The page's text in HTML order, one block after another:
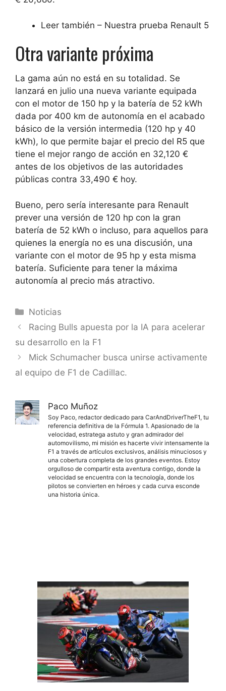
Leer también – Nuestra prueba Renault 5
Otra variante próxima
La gama aún no está en su totalidad. Se
lanzará en julio una nueva variante equipada
con el motor de 150 hp y la batería de 52 kWh
dada por 400 km de autonomía en el acabado
básico de la versión intermedia (120 hp y 40
kWh), lo que permite bajar el precio del R5 que
tiene el mejor rango de acción en 32,120 €
antes de los objetivos de las autoridades
públicas contra 33,490 € hoy.
Bueno, pero sería interesante para Renault
prever una versión de 120 hp con la gran
batería de 52 kWh o incluso, para aquellos para
quienes la energía no es una discusión, una
variante con el motor de 95 hp y esta misma
batería. Suficiente para tener la máxima
autonomía al precio más atractivo.
Categorías
Noticias
Racing Bulls apuesta por la IA para acelerar
su desarrollo en la F1
Mick Schumacher busca unirse activamente
al equipo de F1 de Cadillac.
Paco Muñoz
Soy Paco, redactor dedicado para CarAndDriverTheF1, tu
referencia definitiva de la Fórmula 1. Apasionado de la
velocidad, estratega astuto y gran admirador del
automovilismo, mi misión es hacerte vivir intensamente la
F1 a través de artículos exclusivos, análisis minuciosos y
una cobertura completa de los grandes eventos. Estoy
orgulloso de compartir esta aventura contigo, donde la
velocidad se encuentra con la tecnología, donde los
pilotos se convierten en héroes y cada curva esconde
una historia única.